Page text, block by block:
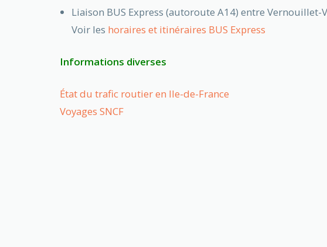
Liaison BUS Express (autoroute A14) entre Vernouillet-
Voir les horaires et itinéraires BUS Express
Informations diverses
État du trafic routier en Ile-de-France
Voyages SNCF